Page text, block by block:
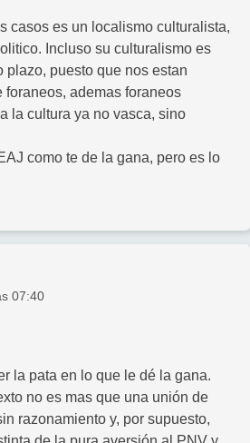
casos es un localismo culturalista,
Incluso su culturalismo es
plazo, puesto que nos estan
foraneos, ademas foraneos
la cultura ya no vasca, sino
como te de la gana, pero es lo
07:40
la pata en lo que le dé la gana.
no es mas que una unión de
razonamiento y, por supuesto,